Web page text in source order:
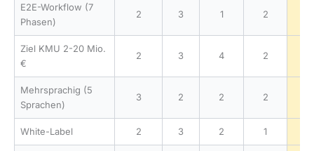
E2E-Workflow (7
Phasen)
2 3 1 2
Ziel KMU 2-20 Mio.
€
2 3 4 2
Mehrsprachig (5
Sprachen)
3 2 2 2
White-Label 2 3 2 1